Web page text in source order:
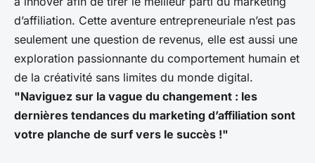
d’affiliation. Cette aventure entrepreneuriale n’est pas
seulement une question de revenus, elle est aussi une
exploration passionnante du comportement humain et
de la créativité sans limites du monde digital.
"Naviguez sur la vague du changement : les
dernières tendances du marketing d’affiliation sont
votre planche de surf vers le succès !"